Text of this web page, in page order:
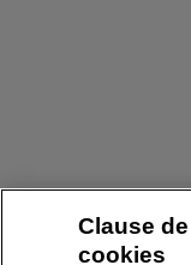
Clause
cookies